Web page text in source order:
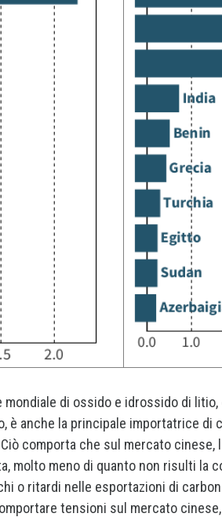
mondiale di ossido e idrossido di
è anche la principale importatrice di
comporta che sul mercato
molto meno di quanto non risulti la
o ritardi nelle esportazioni di
tensioni sul mercato